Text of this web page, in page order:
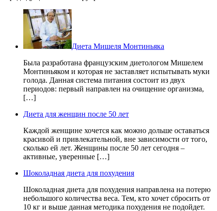
Диета Мишеля Монтиньяка
Была разработана французским диетологом Мишелем
Монтиньяком и которая не заставляет испытывать муки
голода. Данная система питания состоит из двух
периодов: первый направлен на очищение организма,
[…]
Диета для женщин после 50 лет
Каждой женщине хочется как можно дольше оставаться
красивой и привлекательной, вне зависимости от того,
сколько ей лет. Женщины после 50 лет сегодня –
активные, уверенные […]
Шоколадная диета для похудения
Шоколадная диета для похудения направлена на потерю
небольшого количества веса. Тем, кто хочет сбросить от
10 кг и выше данная методика похудения не подойдет.